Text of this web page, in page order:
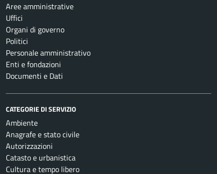
Aree amministrative
Uffici
Organi di governo
Politici
Personale amministrativo
Enti e fondazioni
Documenti e Dati
CATEGORIE DI SERVIZIO
Ambiente
Anagrafe e stato civile
Autorizzazioni
Catasto e urbanistica
Cultura e tempo libero